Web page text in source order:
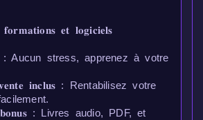
𝐞𝐭 𝐥𝐨𝐠𝐢𝐜𝐢𝐞𝐥𝐬
: Aucun stress, apprenez à votre
𝐢𝐧𝐜𝐥𝐮𝐬 : Rentabilisez votre
𝐛𝐨𝐧𝐮𝐬 : Livres audio, PDF, et